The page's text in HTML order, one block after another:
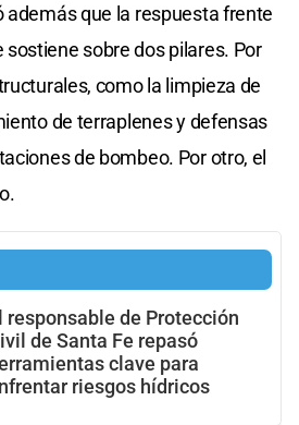
además que la respuesta frente
sostiene sobre dos pilares. Por
como la limpieza de
de terraplenes y defensas
de bombeo. Por otro, el
responsable de Protección
de Santa Fe repasó
clave para
riesgos hídricos